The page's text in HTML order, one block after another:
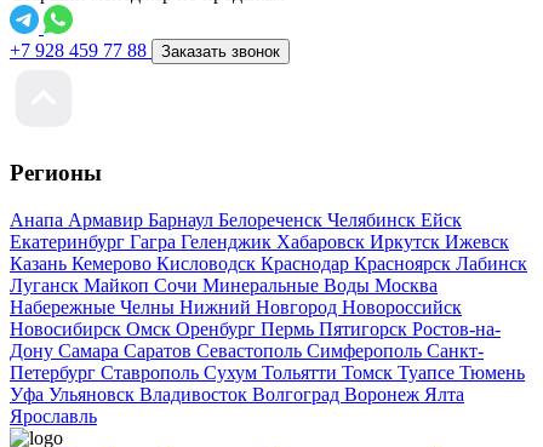
+7 928 459 77 88 Заказать звонок
Регионы
Анапа Армавир Барнаул Белореченск Челябинск Ейск
Екатеринбург Гагра Геленджик Хабаровск Иркутск Ижевск
Казань Кемерово Кисловодск Краснодар Красноярск Лабинск
Луганск Майкоп Сочи Минеральные Воды Москва
Набережные Челны Нижний Новгород Новороссийск
Новосибирск Омск Оренбург Пермь Пятигорск Ростов-на-
Дону Самара Саратов Севастополь Симферополь Санкт-
Петербург Ставрополь Сухум Тольятти Томск Туапсе Тюмень
Уфа Ульяновск Владивосток Волгоград Воронеж Ялта
Ярославль